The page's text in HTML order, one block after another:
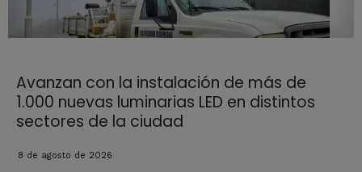
Avanzan con la instalación de más de
1.000 nuevas luminarias LED en distintos
sectores de la ciudad
8 de agosto de 2026